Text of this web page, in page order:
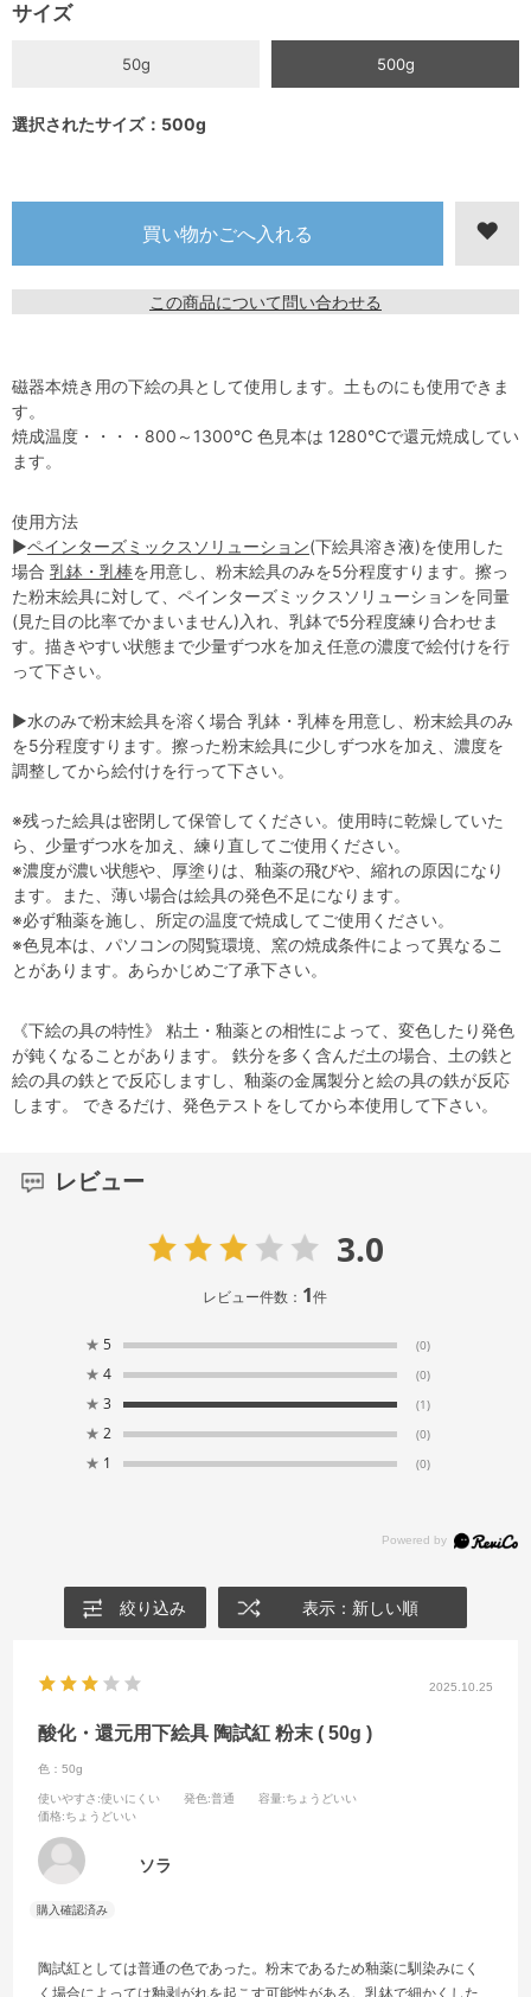
サイズ
50g 500g
選択されたサイズ：500g
この商品について問い合わせる
磁器本焼き用の下絵の具として使用します。土ものにも使用できま
す。
焼成温度・・・・800～1300℃ 色見本は 1280℃で還元焼成してい
ます。
使用方法
▶ペインターズミックスソリューション(下絵具溶き液)を使用した
場合 乳鉢・乳棒を用意し、粉末絵具のみを5分程度すります。擦っ
た粉末絵具に対して、ペインターズミックスソリューションを同量
(見た目の比率でかまいません)入れ、乳鉢で5分程度練り合わせま
す。描きやすい状態まで少量ずつ水を加え任意の濃度で絵付けを行
って下さい。
▶水のみで粉末絵具を溶く場合 乳鉢・乳棒を用意し、粉末絵具のみ
を5分程度すります。擦った粉末絵具に少しずつ水を加え、濃度を
調整してから絵付けを行って下さい。
※残った絵具は密閉して保管してください。使用時に乾燥していた
ら、少量ずつ水を加え、練り直してご使用ください。
※濃度が濃い状態や、厚塗りは、釉薬の飛びや、縮れの原因になり
ます。また、薄い場合は絵具の発色不足になります。
※必ず釉薬を施し、所定の温度で焼成してご使用ください。
※色見本は、パソコンの閲覧環境、窯の焼成条件によって異なるこ
とがあります。あらかじめご了承下さい。
《下絵の具の特性》 粘土・釉薬との相性によって、変色したり発色
が鈍くなることがあります。 鉄分を多く含んだ土の場合、土の鉄と
絵の具の鉄とで反応しますし、釉薬の金属製分と絵の具の鉄が反応
します。 できるだけ、発色テストをしてから本使用して下さい。
レビュー
3.0
レビュー件数： 1件
★ 5 (0)
★ 4 (0)
★ 3 (1)
★ 2 (0)
★ 1 (0)
絞り込み 表示：新しい順
2025.10.25
酸化・還元用下絵具 陶試紅 粉末 ( 50g )
色：50g
使いやすさ :使いにくい 発色:普通 容量:ちょうどいい
価格:ちょうどいい
ソラ
陶試紅としては普通の色であった。粉末であるため釉薬に馴染みにく
く場合によっては釉剥がれを起こす可能性がある。乳鉢で細かくした